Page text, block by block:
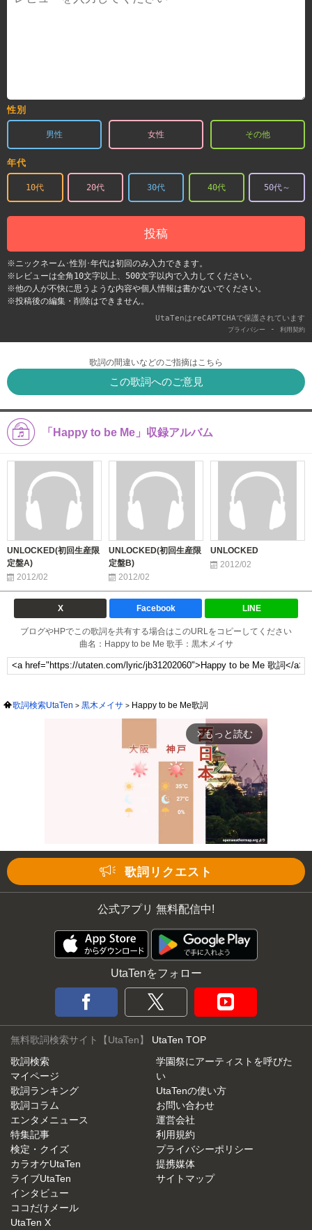
性別
男性 女性 その他
年代
10代 20代 30代 40代 50代～
投稿
※ニックネーム･性別･年代は初回のみ入力できます。
※レビューは全角10文字以上、500文字以内で入力してください。
※他の人が不快に思うような内容や個人情報は書かないでください。
※投稿後の編集・削除はできません。
UtaTenはreCAPTCHAで保護されています
プライバシー - 利用契約
歌詞の間違いなどのご指摘はこちら
この歌詞へのご意見
「Happy to be Me」収録アルバム
UNLOCKED(初回生産限
定盤A)
2012/02
UNLOCKED(初回生産限
定盤B)
2012/02
UNLOCKED
2012/02
X Facebook LINE
ブログやHPでこの歌詞を共有する場合はこのURLをコピーしてください
曲名：Happy to be Me 歌手：黒木メイサ
歌詞検索UtaTen 黒木メイサ Happy to be Me歌詞
arrow_forward_ios もっと読む
歌詞リクエスト
公式アプリ 無料配信中!
UtaTenをフォロー
無料歌詞検索サイト【UtaTen】 UtaTen TOP
歌詞検索
マイページ
歌詞ランキング
歌詞コラム
エンタメニュース
特集記事
検定・クイズ
カラオケUtaTen
ライブUtaTen
インタビュー
ココだけメール
UtaTen X
学園祭にアーティストを呼びた
い
UtaTenの使い方
お問い合わせ
運営会社
利用規約
プライバシーポリシー
提携媒体
サイトマップ